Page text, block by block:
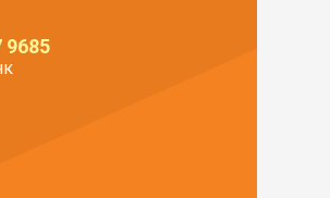
9685